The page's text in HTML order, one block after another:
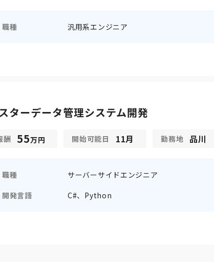
職種 汎用系エンジニア
ターデータ管理システム開発
酬 55万円 開始可能日 11月 勤務地 品川
職種
サーバーサイドエンジニア
開発言語
C#、Python